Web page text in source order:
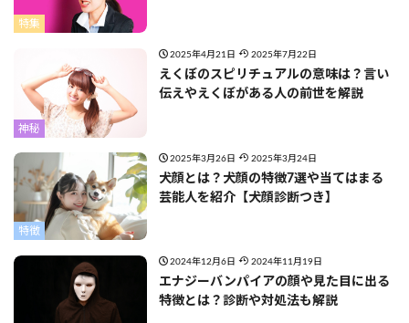
特集
神秘
2025年4月21日 2025年7月22日
えくぼのスピリチュアルの意味は？言い
伝えやえくぼがある人の前世を解説
特徴
2025年3月26日 2025年3月24日
犬顔とは？犬顔の特徴7選や当てはまる
芸能人を紹介【犬顔診断つき】
2024年12月6日 2024年11月19日
エナジーバンパイアの顔や見た目に出る
特徴とは？診断や対処法も解説